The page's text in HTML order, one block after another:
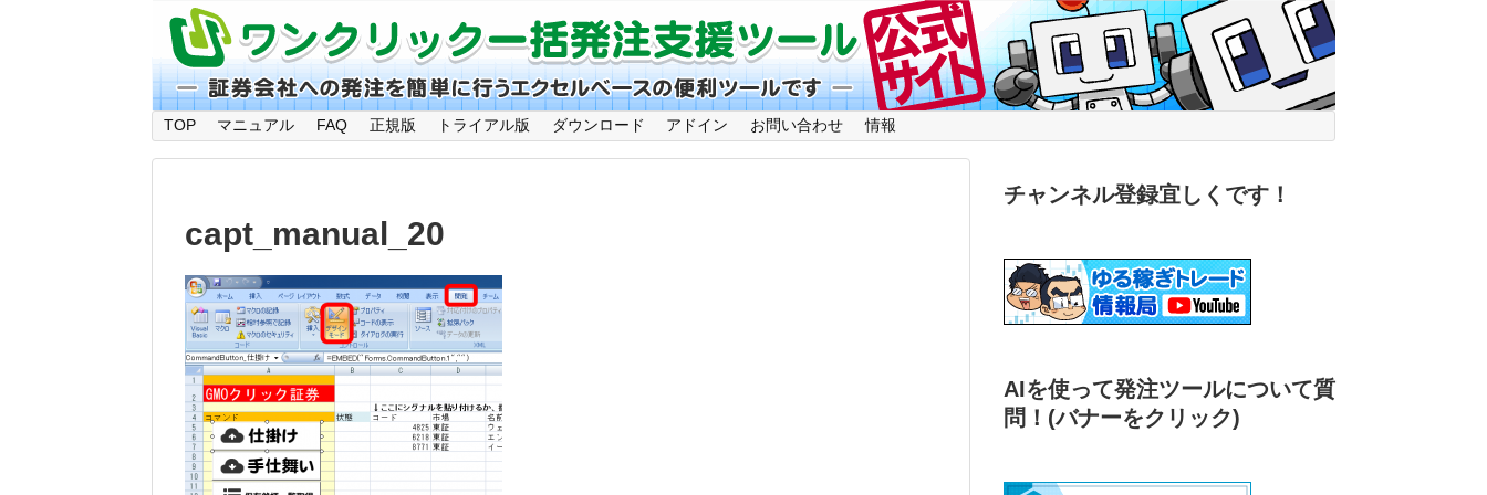
TOP マニュアル FAQ 正規版 トライアル版 ダウンロード アドイン お問い合わせ 情報
capt_manual_20
チャンネル登録宜しくです！
AIを使って発注ツールについて質
問！ (バナーをクリック)